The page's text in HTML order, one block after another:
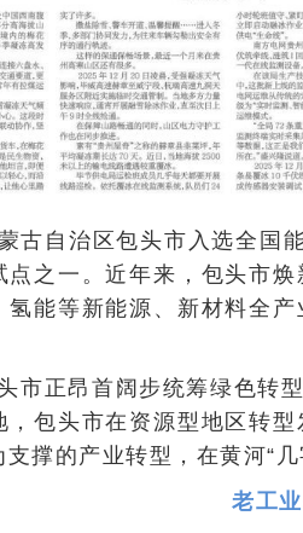
古自治区包头市入选全国
点之一。近年来，包头市
氢能等新能源、新材料全
市正昂首阔步统筹绿色转
，包头市在资源型地区转
撑的产业转型，在黄河“
老工